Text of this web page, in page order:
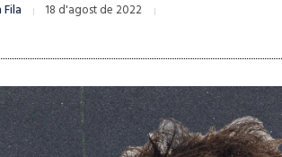
Fila 18 d'agost de 2022